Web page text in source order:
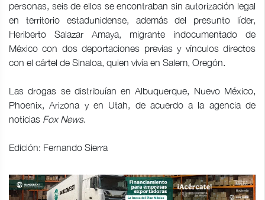
personas, seis de ellos se encontraban sin autorización legal
en territorio estadunidense, además del presunto líder,
Heriberto Salazar Amaya, migrante indocumentado de
México con dos deportaciones previas y vínculos directos
con el cártel de Sinaloa, quien vivía en Salem, Oregón.
Las drogas se distribuían en Albuquerque, Nuevo México,
Phoenix, Arizona y en Utah, de acuerdo a la agencia de
noticias Fox News.
Edición: Fernando Sierra